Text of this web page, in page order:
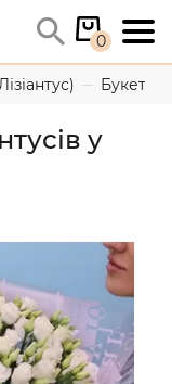
0
Букет із
у